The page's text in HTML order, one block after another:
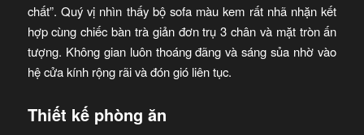
chất”. Quý vị nhìn thấy bộ sofa màu kem rất nhã nhặn kết
hợp cùng chiếc bàn trà giản đơn trụ 3 chân và mặt tròn ấn
tượng. Không gian luôn thoáng đãng và sáng sủa nhờ vào
hệ cửa kính rộng rãi và đón gió liên tục.
Thiết kế phòng ăn